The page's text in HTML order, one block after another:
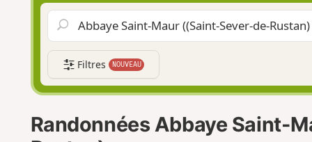
Filtres NOUVEAU
Randonnées Abbaye Saint-